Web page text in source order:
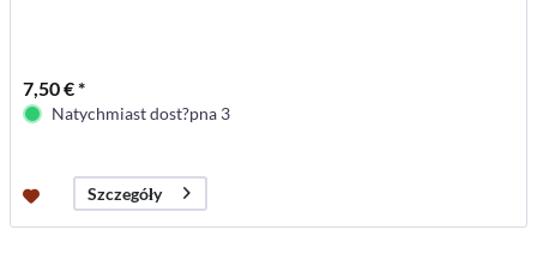
7,50 € *
Natychmiast dost?pna 3
Szczegóły